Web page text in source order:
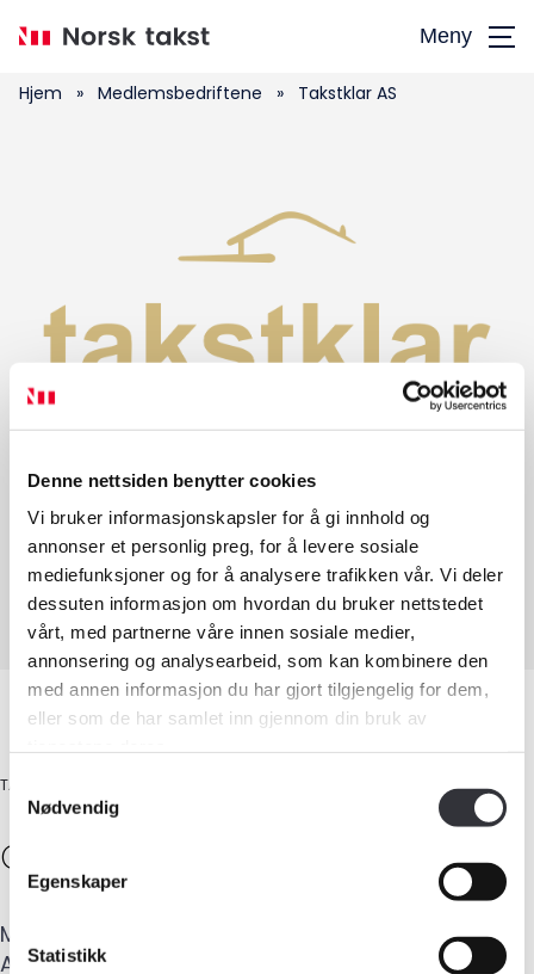
Denne nettsiden benytter cookies
Vi bruker informasjonskapsler for å gi innhold og
annonser et personlig preg, for å levere sosiale
mediefunksjoner og for å analysere trafikken vår. Vi deler
dessuten informasjon om hvordan du bruker nettstedet
vårt, med partnerne våre innen sosiale medier,
annonsering og analysearbeid, som kan kombinere den
med annen informasjon du har gjort tilgjengelig for dem,
eller som de har samlet inn gjennom din bruk av
Nødvendig
Egenskaper
Statistikk
hovedinnhold
Meny
etter:
Medlemskap
Kurs og konferanser
Aktuelt
Om Norsk takst
Hjem » Medlemsbedriftene » Takstklar AS
Takstklar AS
Telefon: 917 40 267E-post: ralu@me.com
Adresse Klypevegen 28, 3540 NESBYEN
Tilstandsanalyse av boligeiendom
TAKSTINGENIØR, ARKITEKT
Cristina Raluca
Mobil
Adresse: Klypevegen 28